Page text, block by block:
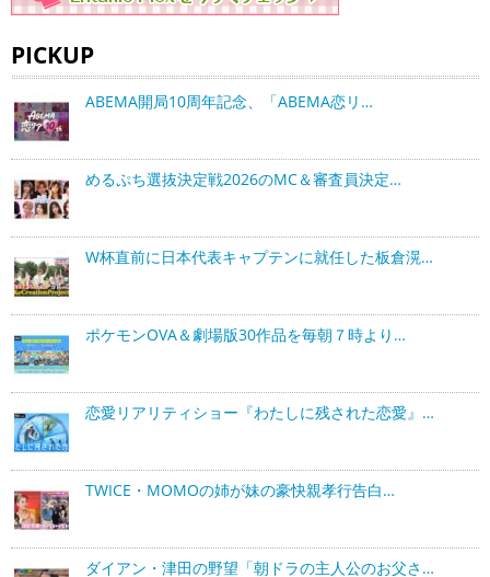
PICKUP
ABEMA開局10周年記念、「ABEMA恋リ…
めるぷち選抜決定戦2026のMC＆審査員決定…
W杯直前に日本代表キャプテンに就任した板倉滉…
ポケモンOVA＆劇場版30作品を毎朝７時より…
恋愛リアリティショー『わたしに残された恋愛』…
TWICE・MOMOの姉が妹の豪快親孝行告白…
ダイアン・津田の野望「朝ドラの主人公のお父さ…